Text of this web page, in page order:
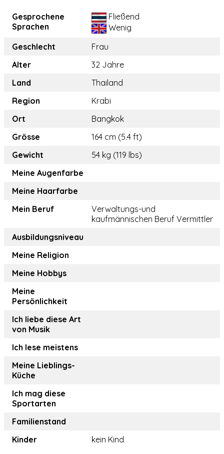
Gesprochene
Sprachen
Fließend
Wenig
Geschlecht
Frau
Alter
32 Jahre
Land
Thailand
Region
Krabi
Ort
Bangkok
Grösse
164 cm (5.4 ft)
Gewicht
54 kg (119 lbs)
Meine Augenfarbe
Meine Haarfarbe
Mein Beruf
Verwaltungs-und
kaufmännischen Beruf Vermittler
Ausbildungsniveau
Meine Religion
Meine Hobbys
Meine
Persönlichkeit
Ich liebe diese Art
von Musik
Ich lese meistens
Meine Lieblings-
Küche
Ich mag diese
Sportarten
Familienstand
Kinder
kein Kind